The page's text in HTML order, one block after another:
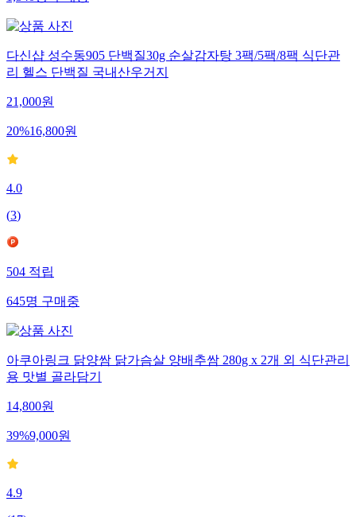
다신샵 성수동905 단백질30g 순살감자탕 3팩/5팩/8팩 식단관
리 헬스 단백질 국내산우거지
21,000원
20%16,800원
4.0
(3)
504적립
645명구매중
아쿠아링크 닭양쌈 닭가슴살 양배추쌈 280g x 2개 외 식단관리
용 맛별 골라담기
14,800원
39%9,000원
4.9